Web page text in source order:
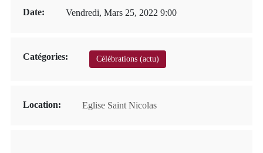
Date: Vendredi, Mars 25, 2022 9:00
Catégories: Célébrations (actu)
Location: Eglise Saint Nicolas